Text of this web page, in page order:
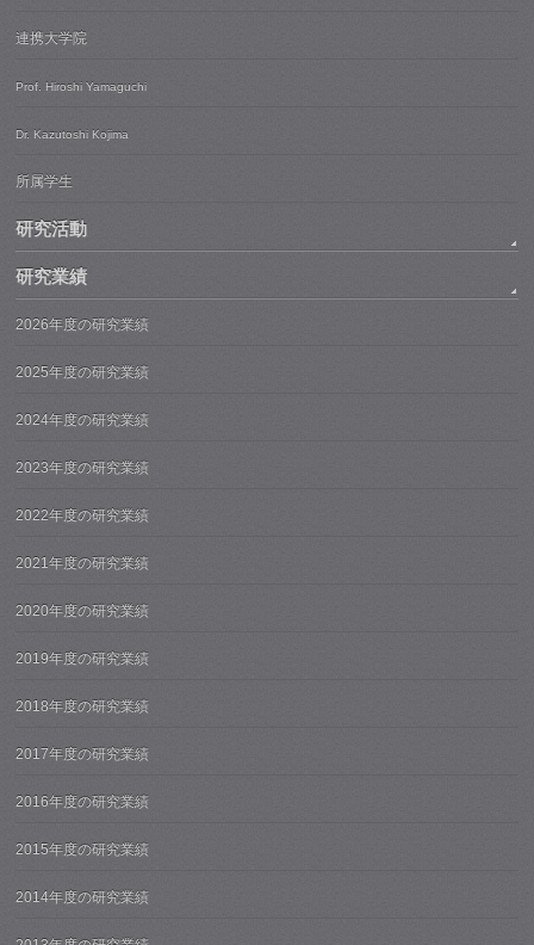
連携大学院
Prof. Hiroshi Yamaguchi
Dr. Kazutoshi Kojima
所属学生
研究活動
研究業績
2026年度の研究業績
2025年度の研究業績
2024年度の研究業績
2023年度の研究業績
2022年度の研究業績
2021年度の研究業績
2020年度の研究業績
2019年度の研究業績
2018年度の研究業績
2017年度の研究業績
2016年度の研究業績
2015年度の研究業績
2014年度の研究業績